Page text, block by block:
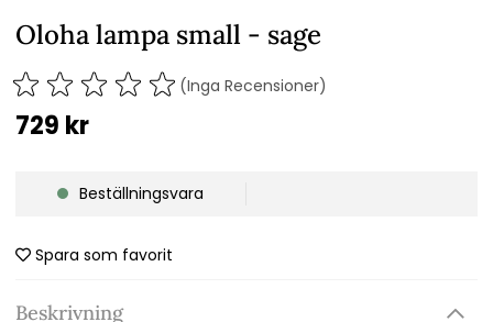
Oloha lampa small - sage
(Inga Recensioner)
729 kr
Beställningsvara
Spara som favorit
Beskrivning